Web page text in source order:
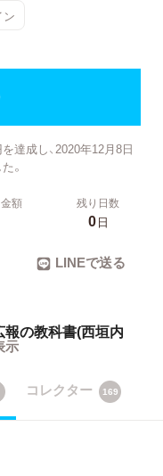
ン
達成し、2020年12月8日
。
額 残り日数
0日
LINEで送る
の教科書(西垣内
示
コレクター 169